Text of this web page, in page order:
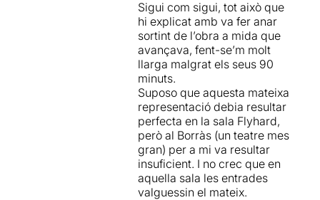
Sigui com sigui, tot això que
hi explicat amb va fer anar
sortint de l’obra a mida que
avançava, fent-se’m molt
llarga malgrat els seus 90
minuts.
Suposo que aquesta mateixa
representació debia resultar
perfecta en la sala Flyhard,
però al Borràs (un teatre mes
gran) per a mi va resultar
insuficient. I no crec que en
aquella sala les entrades
valguessin el mateix.